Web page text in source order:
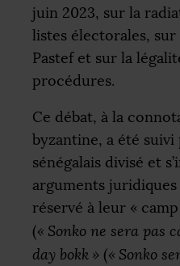
juin 2023, sur la
listes électorales,
Pastef et sur la
procédures.
Ce débat, à la
byzantine, a été
sénégalais divisé et
arguments
réservé à leur « camp
(« Sonko ne sera pas
day bokk » (« Sonko